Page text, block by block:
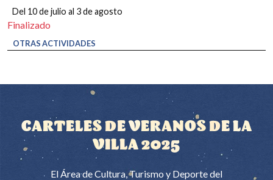
Del 10 de julio al 3 de agosto
Finalizado
OTRAS ACTIVIDADES
CARTELES DE VERANOS DE LA
VILLA 2025
El Área de Cultura, Turismo y Deporte del